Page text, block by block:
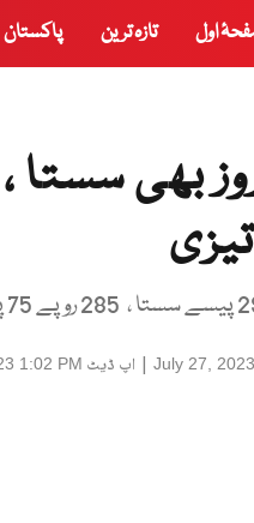
اول تازہ ترین پاکستان
بھی
July 27,
| اپ ڈیٹ 1:02 PM